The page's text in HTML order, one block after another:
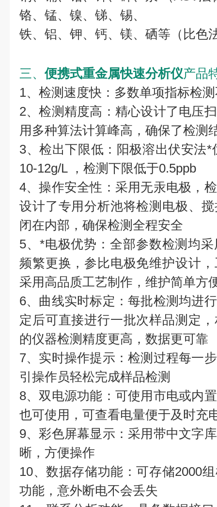
铬、锰、镍、锑、锡、
铁、铝、钾、钙、镁、硒等（比色
三、便携式重金属快速分析仪产品
1、检测速度快：多数单项指标检
2、检测精度高：精心设计了电压
用多种算法计算峰高，确保了检测
3、检出下限低：阳极溶出伏安法
10-12g/L ，检测下限低于0.5ppb
4、操作安全性：采用无汞电极，
设计了专用分析池将检测电极、
闭在内部，确保检测全程安全
5、*电极优势：全部参数检测均
频繁更换，参比电极免维护设计
采用高品质工艺制作，维护简单方
6、曲线实时标定：每批检测均进
定后可直接进行一批次样品测定
的仪器检测精度更高，数据更可靠
7、实时操作提示：检测过程每一
引操作员轻松完成样品检测
8、双电源功能：可使用市电或内
也可使用，可查看电量便于及时充
9、彩色屏幕显示：采用带中文字
晰，方便操作
10、数据存储功能：可存储2000
功能，意外断电不会丢失